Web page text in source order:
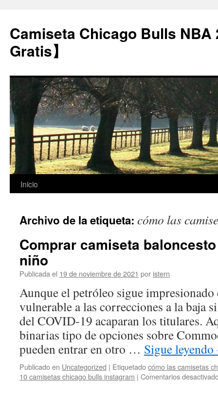
Camiseta Chicago Bulls NBA
Gratis】
Saltar
contenido
Inicio
Archivo de la etiqueta: cómo las
Comprar camiseta
niño
Publicada el 19 de noviembre de 2021 por istern
Aunque el petróleo sigue
vulnerable a las correcciones a la baja
del COVID-19 acaparan los titulares.
binarias tipo de opciones sobre
pueden entrar en otro … Sigue leyendo
Publicado en Uncategorized | Etiquetadocómo las camisetas
10 camisetas chicago bulls instagram | Comentarios